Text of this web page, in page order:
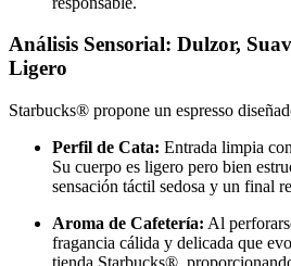
Análisis Sensorial: Dulzor,
Ligero
Starbucks® propone un espresso
Perfil de Cata: Entrada limpia
Su cuerpo es ligero pero bien
sensación táctil sedosa y un final
Aroma de Cafetería: Al
fragancia cálida y delicada que
tienda Starbucks®,